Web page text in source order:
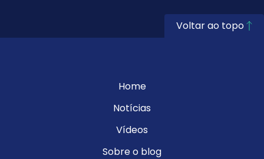
Voltar ao topo
Home
Notícias
Vídeos
Sobre o blog